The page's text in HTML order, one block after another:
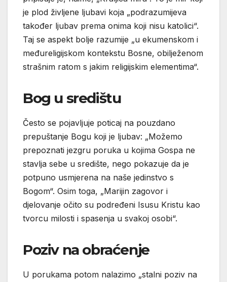
je plod življene ljubavi koja „podrazumijeva
također ljubav prema onima koji nisu katolici“.
Taj se aspekt bolje razumije „u ekumenskom i
međureligijskom kontekstu Bosne, obilježenom
strašnim ratom s jakim religijskim elementima“.
Bog u središtu
Često se pojavljuje poticaj na pouzdano
prepuštanje Bogu koji je ljubav: „Možemo
prepoznati jezgru poruka u kojima Gospa ne
stavlja sebe u središte, nego pokazuje da je
potpuno usmjerena na naše jedinstvo s
Bogom“. Osim toga, „Marijin zagovor i
djelovanje očito su podređeni Isusu Kristu kao
tvorcu milosti i spasenja u svakoj osobi“.
Poziv na obraćenje
U porukama potom nalazimo „stalni poziv na